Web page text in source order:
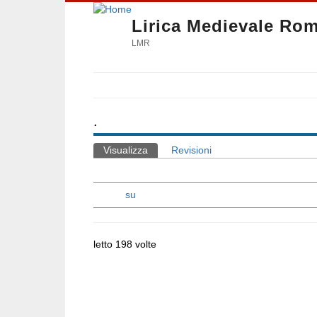
Lirica Medievale
LMR
.
Schede primarie
Visualizza (scheda attiva)
Revisioni
su
letto 198 volte